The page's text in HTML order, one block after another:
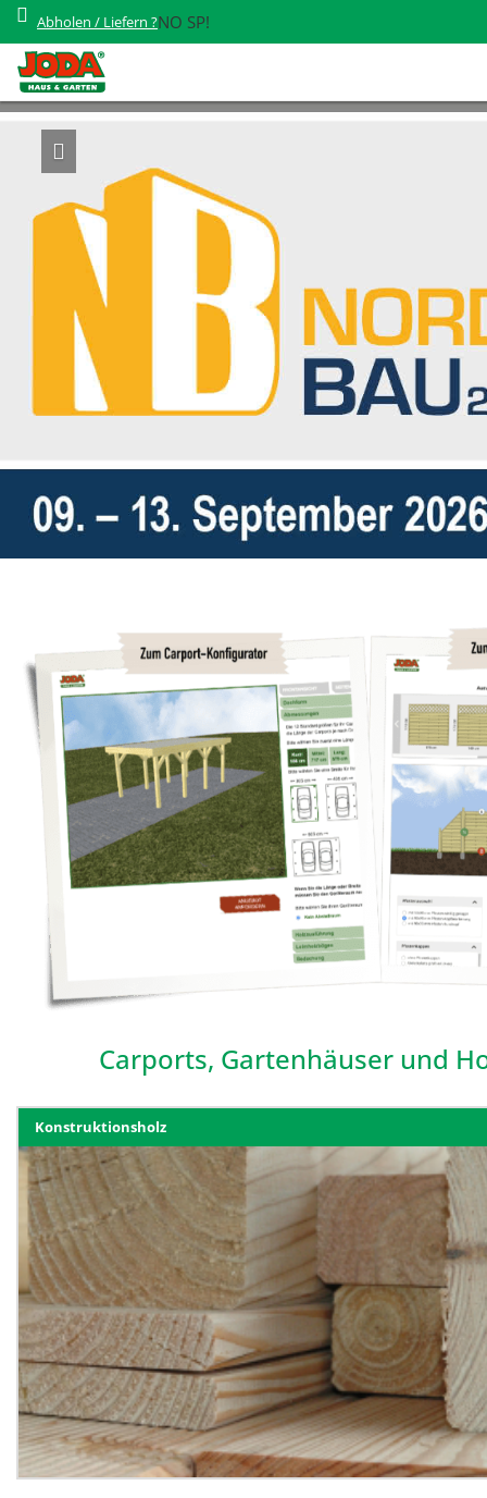
NO SP!Abholen / Liefern ?NO SP!
Carports, Gartenhäuser und
Konstruktionsholz